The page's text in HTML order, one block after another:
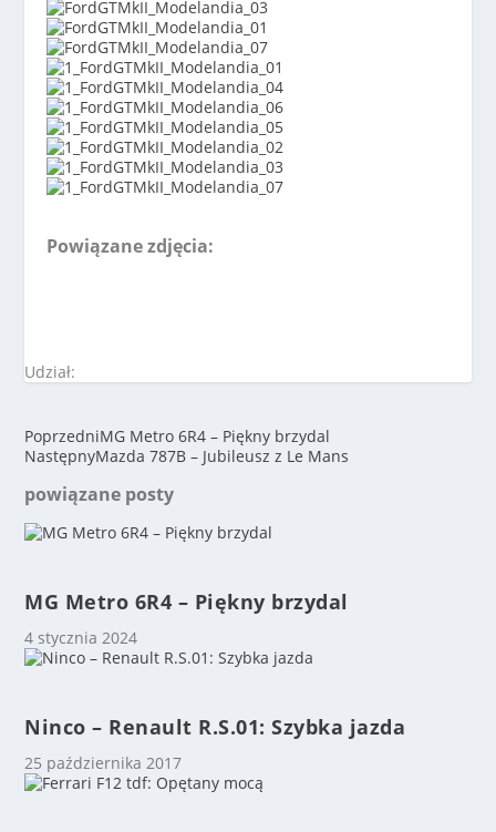
Powiązane zdjęcia:
Udział:
PoprzedniMG Metro 6R4 – Piękny brzydal
NastępnyMazda 787B – Jubileusz z Le Mans
powiązane posty
MG Metro 6R4 – Piękny brzydal
4 stycznia 2024
Ninco – Renault R.S.01: Szybka jazda
25 października 2017